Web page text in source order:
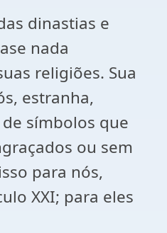
dinastias e
nada
religiões. Sua
estranha,
símbolos que
ou sem
para nós,
XXI; para eles